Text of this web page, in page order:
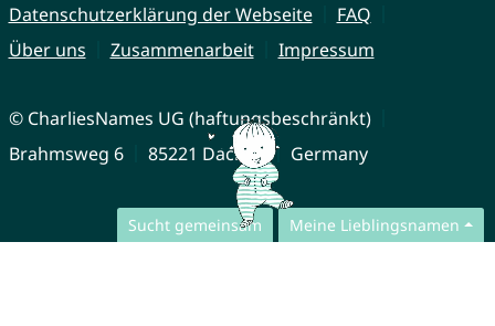
Sucht gemeinsam Meine Lieblingsnamen
Datenschutzerklärung der Webseite
FAQ
Über uns
Zusammenarbeit Impressum
© CharliesNames UG (haftungsbeschränkt)
Brahmsweg 6
85221 Dachau Germany